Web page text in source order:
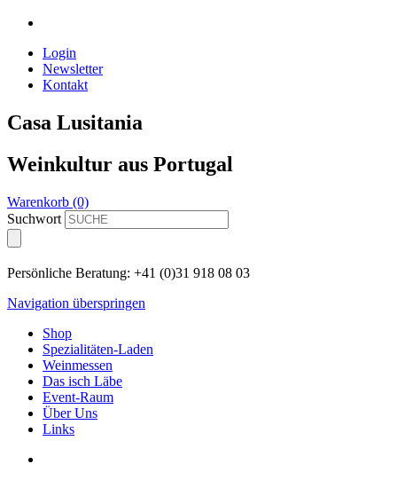
Login
Newsletter
Kontakt
Casa Lusitania
Weinkultur aus Portugal
Warenkorb (0)
Suchwort
Persönliche Beratung: +41 (0)31 918 08 03
Navigation überspringen
Shop
Spezialitäten-Laden
Weinmessen
Das isch Läbe
Event-Raum
Über Uns
Links